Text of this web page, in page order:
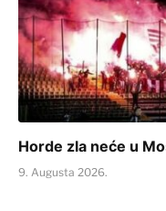
Horde zla neće u
9. Augusta 2026.